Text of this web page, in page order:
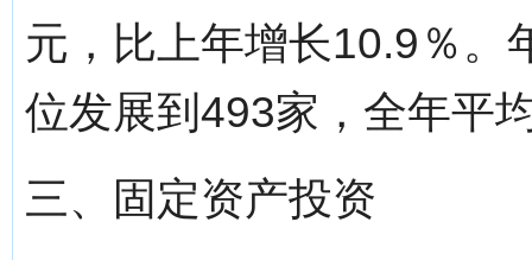
元，比上年增长10.9％。
位发展到493家，全年平
三、固定资产投资